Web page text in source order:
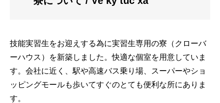
技能実習生をお迎えする為に実習生専用の寮（クローバ
ーハウス）を新築しました。快適な個室を用意していま
す。会社に近く、駅や高速バス乗り場、スーパーやショ
ッピングモールも歩いてすぐのとても便利な所にありま
す。